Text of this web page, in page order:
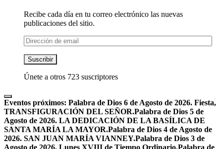
Recibe cada día en tu correo electrónico las nuevas
publicaciones del sitio.
Dirección
de
email
Suscribir
Únete a otros 723 suscriptores
Eventos próximos: Palabra de Dios 6 de Agosto de 2026. Fiesta,
TRANSFIGURACIÓN DEL SEÑOR.Palabra de Dios 5 de
Agosto de 2026. LA DEDICACIÓN DE LA BASÍLICA DE
SANTA MARÍA LA MAYOR.Palabra de Dios 4 de Agosto de
2026. SAN JUAN MARÍA VIANNEY.Palabra de Dios 3 de